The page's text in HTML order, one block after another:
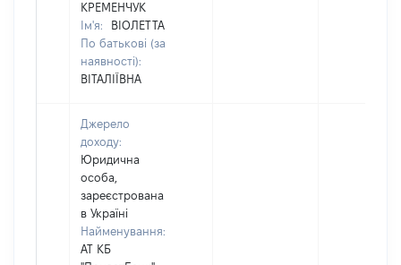
КРЕМЕНЧУК
Ім'я:
ВІОЛЕТТА
По батькові (за
наявності):
ВІТАЛІЇВНА
Джерело
доходу:
Юридична
особа,
зареєстрована
в Україні
Найменування:
АТ КБ